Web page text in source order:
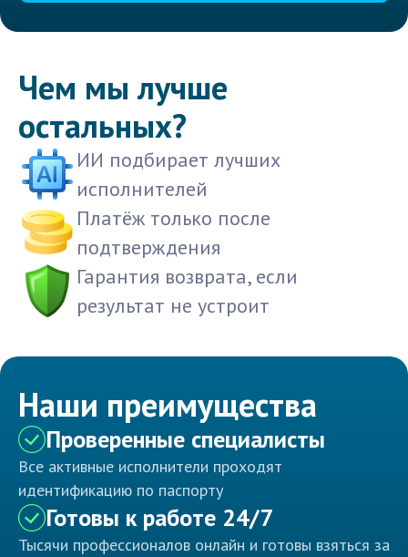
Чем мы лучше
остальных?
ИИ подбирает лучших
исполнителей
Платёж только после
подтверждения
Гарантия возврата, если
результат не устроит
Наши преимущества
Проверенные специалисты
Все активные исполнители проходят
идентификацию по паспорту
Готовы к работе 24/7
Тысячи профессионалов онлайн и готовы взяться за